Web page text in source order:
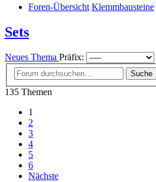
Foren-Übersicht Klemmbausteine
Sets
Neues Thema Präfix:
Suche
135 Themen
1
2
3
4
5
6
Nächste